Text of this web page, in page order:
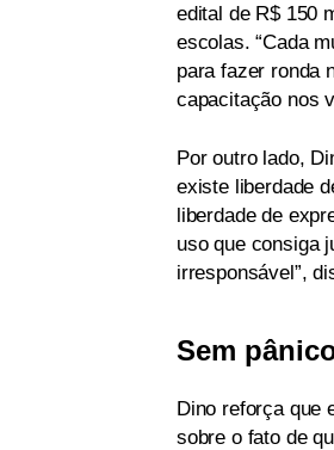
edital de R$ 150
escolas. “Cada
para fazer ronda
capacitação nos
Por outro lado,
existe liberdade
liberdade de
uso que consiga
irresponsável”,
Sem
Dino reforça que
sobre o fato de